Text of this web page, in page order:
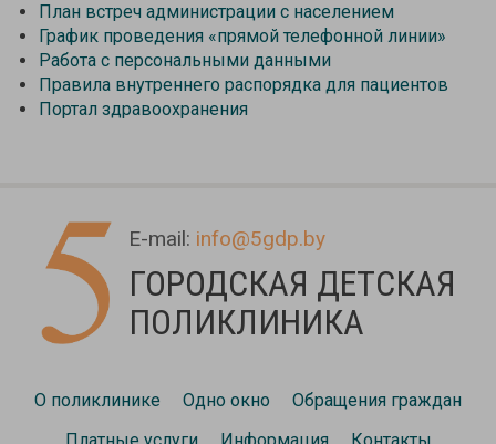
План встреч администрации с населением
График проведения «прямой телефонной линии»
Работа с персональными данными
Правила внутреннего распорядка для пациентов
Портал здравоохранения
E-mail: info@5gdp.by
ГОРОДСКАЯ ДЕТСКАЯ
ПОЛИКЛИНИКА
О поликлинике Одно окно
Обращения граждан